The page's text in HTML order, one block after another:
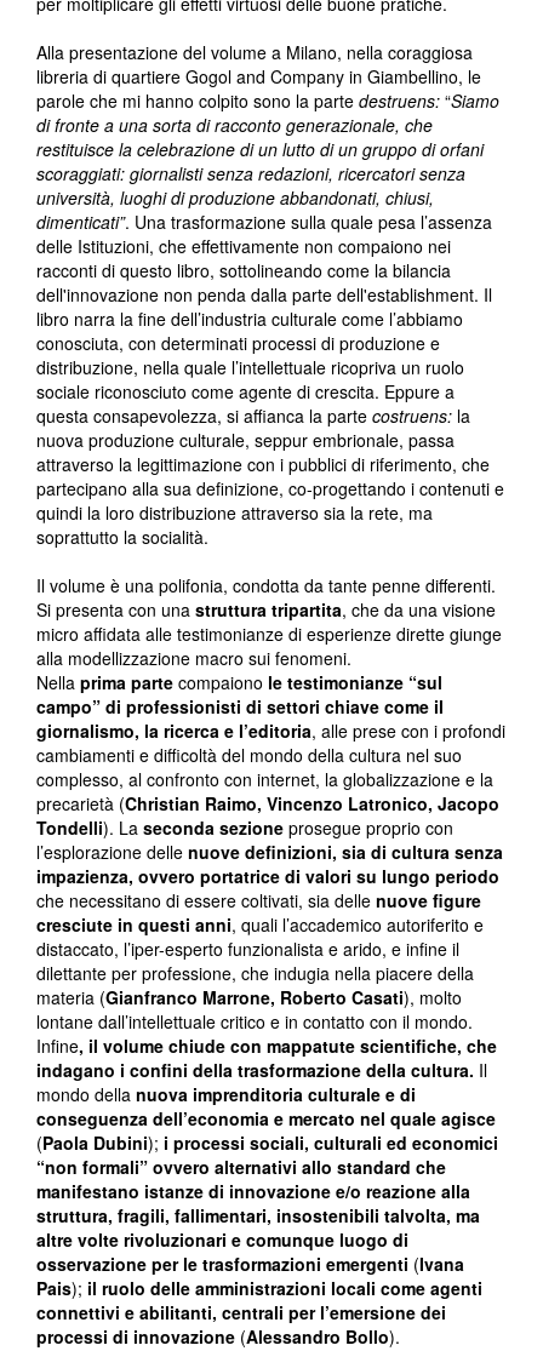
Alla presentazione del volume a Milano, nella coraggiosa
libreria di quartiere Gogol and Company in Giambellino, le
parole che mi hanno colpito sono la parte destruens: “Siamo
di fronte a una sorta di racconto generazionale, che
restituisce la celebrazione di un lutto di un gruppo di orfani
scoraggiati: giornalisti senza redazioni, ricercatori senza
università, luoghi di produzione abbandonati, chiusi,
dimenticati”. Una trasformazione sulla quale pesa l’assenza
delle Istituzioni, che effettivamente non compaiono nei
racconti di questo libro, sottolineando come la bilancia
dell'innovazione non penda dalla parte dell'establishment. Il
libro narra la fine dell’industria culturale come l’abbiamo
conosciuta, con determinati processi di produzione e
distribuzione, nella quale l’intellettuale ricopriva un ruolo
sociale riconosciuto come agente di crescita. Eppure a
questa consapevolezza, si affianca la parte costruens: la
nuova produzione culturale, seppur embrionale, passa
attraverso la legittimazione con i pubblici di riferimento, che
partecipano alla sua definizione, co-progettando i contenuti e
quindi la loro distribuzione attraverso sia la rete, ma
soprattutto la socialità.
Il volume è una polifonia, condotta da tante penne differenti.
Si presenta con una struttura tripartita, che da una visione
micro affidata alle testimonianze di esperienze dirette giunge
alla modellizzazione macro sui fenomeni.
Nella prima parte compaiono le testimonianze “sul
campo” di professionisti di settori chiave come il
giornalismo, la ricerca e l’editoria, alle prese con i profondi
cambiamenti e difficoltà del mondo della cultura nel suo
complesso, al confronto con internet, la globalizzazione e la
precarietà (Christian Raimo, Vincenzo Latronico, Jacopo
Tondelli). La seconda sezione prosegue proprio con
l’esplorazione delle nuove definizioni, sia di cultura senza
impazienza, ovvero portatrice di valori su lungo periodo
che necessitano di essere coltivati, sia delle nuove figure
cresciute in questi anni, quali l’accademico autoriferito e
distaccato, l’iper-esperto funzionalista e arido, e infine il
dilettante per professione, che indugia nella piacere della
materia (Gianfranco Marrone, Roberto Casati), molto
lontane dall’intellettuale critico e in contatto con il mondo.
Infine, il volume chiude con mappatute scientifiche, che
indagano i confini della trasformazione della cultura. Il
mondo della nuova imprenditoria culturale e di
conseguenza dell’economia e mercato nel quale agisce
(Paola Dubini); i processi sociali, culturali ed economici
“non formali” ovvero alternativi allo standard che
manifestano istanze di innovazione e/o reazione alla
struttura, fragili, fallimentari, insostenibili talvolta, ma
altre volte rivoluzionari e comunque luogo di
osservazione per le trasformazioni emergenti (Ivana
Pais); il ruolo delle amministrazioni locali come agenti
connettivi e abilitanti, centrali per l’emersione dei
processi di innovazione (Alessandro Bollo).